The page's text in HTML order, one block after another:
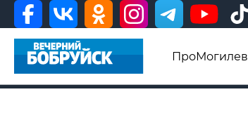
ПроМогилев
Видео ВБ